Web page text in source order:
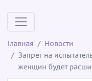
Главная
Новости
Запрет на
женщин будет